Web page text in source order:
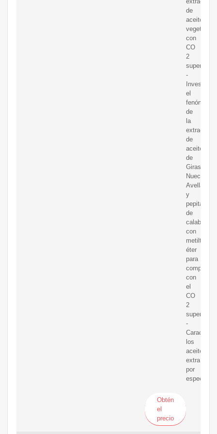
de
aceites
vegetales
con
CO
2
-
Investigar
el
fenómeno
de
la
extracción
de
aceites
de
Girasol,
Nueces,
Avellanas
y
pepitas
de
calabaza
con
éter
para
comparar
con
el
CO
2
-
los
aceites
extraídos
por
Obtén
el
precio